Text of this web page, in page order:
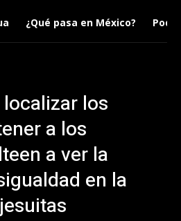
¿Qué pasa en México?
los
a los
a ver la
en la